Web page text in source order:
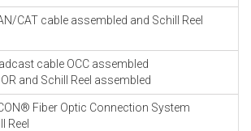
CAT cable assembled and Schill Reel
cable OCC assembled
and Schill Reel assembled
Fiber Optic Connection System
Reel